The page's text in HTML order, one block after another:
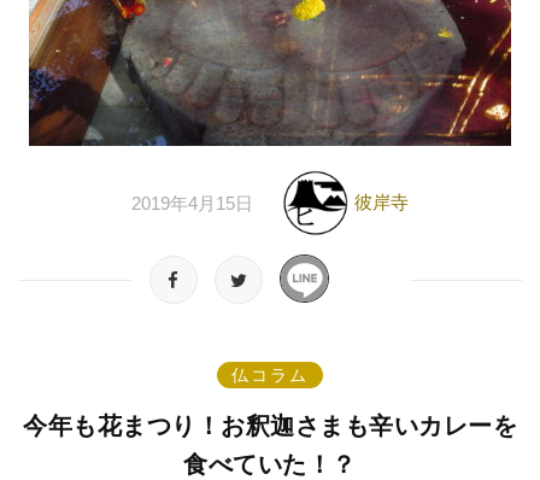
2019年4月15日 彼岸寺
仏コラム
今年も花まつり！お釈迦さまも辛いカレーを
食べていた！？